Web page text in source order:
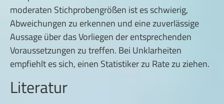
moderaten Stichprobengrößen ist es schwierig,
Abweichungen zu erkennen und eine zuverlässige
Aussage über das Vorliegen der entsprechenden
Voraussetzungen zu treffen. Bei Unklarheiten
empfiehlt es sich, einen Statistiker zu Rate zu ziehen.
Literatur